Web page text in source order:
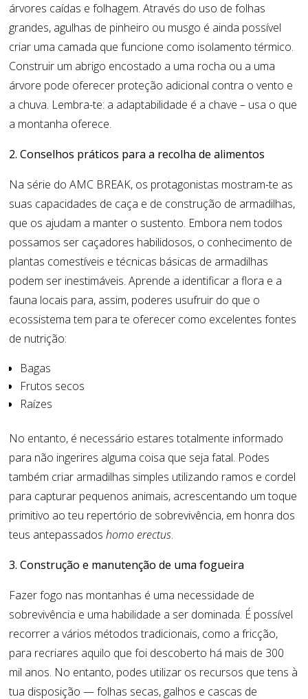
árvores caídas e folhagem. Através do uso de folhas
grandes, agulhas de pinheiro ou musgo é ainda possível
criar uma camada que funcione como isolamento térmico.
Construir um abrigo encostado a uma rocha ou a uma
árvore pode oferecer proteção adicional contra o vento e
a chuva. Lembra-te: a adaptabilidade é a chave – usa o que
a montanha oferece.
2. Conselhos práticos para a recolha de alimentos
Na série do AMC BREAK, os protagonistas mostram-te as
suas capacidades de caça e de construção de armadilhas,
que os ajudam a manter o sustento. Embora nem todos
possamos ser caçadores habilidosos, o conhecimento de
plantas comestíveis e técnicas básicas de armadilhas
podem ser inestimáveis. Aprende a identificar a flora e a
fauna locais para, assim, poderes usufruir do que o
ecossistema tem para te oferecer como excelentes fontes
de nutrição:
Bagas
Frutos secos
Raízes
No entanto, é necessário estares totalmente informado
para não ingerires alguma coisa que seja fatal. Podes
também criar armadilhas simples utilizando ramos e cordel
para capturar pequenos animais, acrescentando um toque
primitivo ao teu repertório de sobrevivência, em honra dos
teus antepassadoshomo erectus.
3. Construção e manutenção de uma fogueira
Fazer fogo nas montanhas é uma necessidade de
sobrevivência e uma habilidade a ser dominada. É possível
recorrer a vários métodos tradicionais, como a fricção,
para recriares aquilo que foi descoberto há mais de 300
mil anos. No entanto, podes utilizar os recursos que tens à
tua disposição — folhas secas, galhos e cascas de